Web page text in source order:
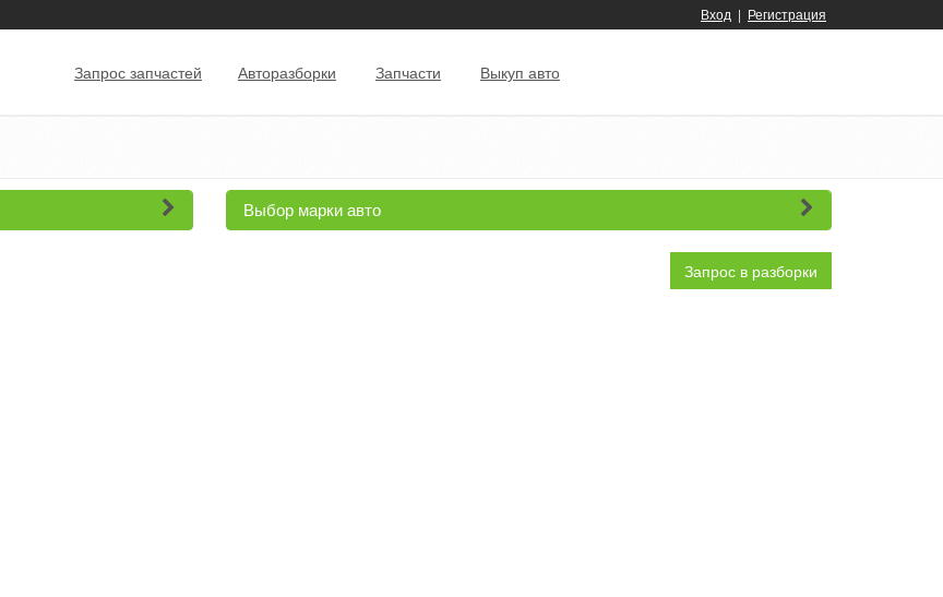
Вход | Регистрация
Запрос запчастей Авторазборки Запчасти Выкуп авто
Выбор марки авто
Запрос в разборки